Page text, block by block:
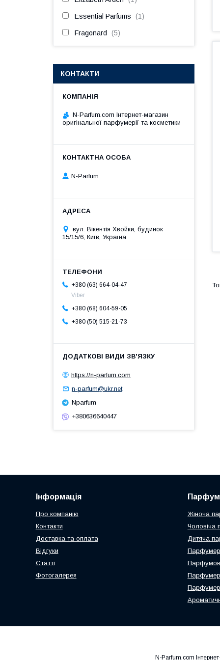
Essential Parfums 1
Fragonard 5
КОНТАКТИ
N-Parfum.com Інтернет-магазин
оригінальної парфумерії та косметики
N-Parfum
вул. Вікентія Хвойки, будинок
15/15/6, Київ, Україна
+380 (63) 664-04-47
Viber
+380 (68) 604-59-05
+380 (50) 515-21-73
https://n-parfum.com
n-parfum@ukr.net
Nparfum
+380636640447
Інформація
Про компанію
Контакти
Доставка та оплата
Відгуки
Статті
Фотогалерея
Жіноча
Чоловіча
Дитяча